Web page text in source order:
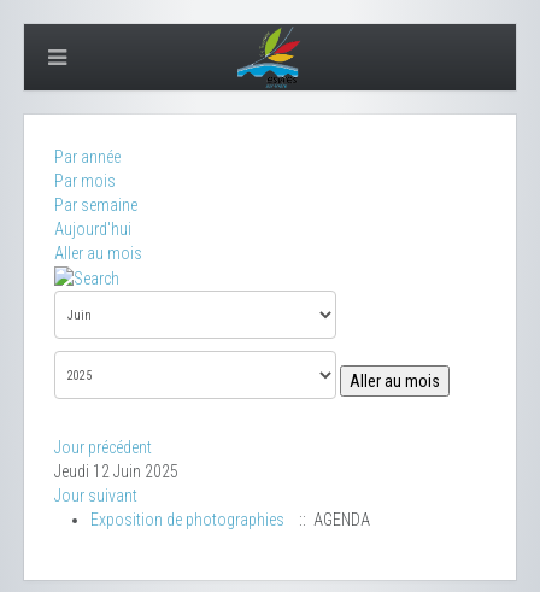
Par année
Par mois
Par semaine
Aujourd'hui
Aller au mois
Aller au mois
Jour précédent
Jeudi 12 Juin 2025
Jour suivant
Exposition de photographies
:: AGENDA